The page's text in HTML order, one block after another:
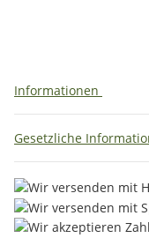
Informationen
Gesetzliche